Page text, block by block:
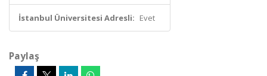
İstanbul Üniversitesi Adresli: Evet
Paylaş